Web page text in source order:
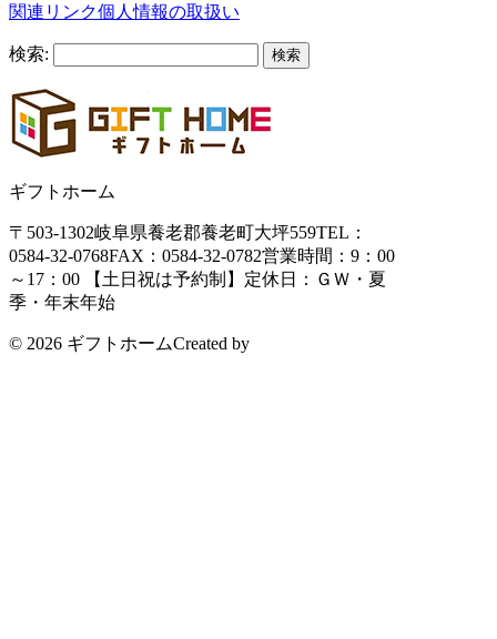
関連リンク個人情報の取扱い
検索:
ギフトホーム
〒503-1302岐阜県養老郡養老町大坪559TEL：
0584-32-0768FAX：0584-32-0782営業時間：9：00
～17：00 【土日祝は予約制】 定休日：ＧＷ・夏
季・年末年始
© 2026 ギフトホームCreated by